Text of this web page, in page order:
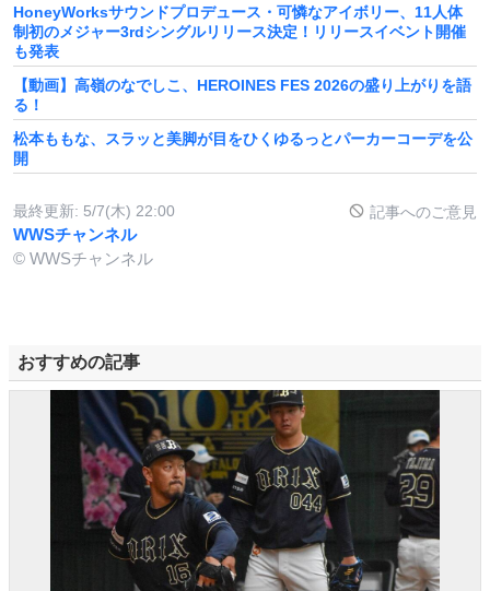
HoneyWorksサウンドプロデュース・可憐なアイボリー、11人体
制初のメジャー3rdシングルリリース決定！リリースイベント開催
も発表
【動画】高嶺のなでしこ、HEROINES FES 2026の盛り上がりを語
る！
松本ももな、スラッと美脚が目をひくゆるっとパーカーコーデを公
開
最終更新: 5/7(木) 22:00 記事へのご意見
WWSチャンネル
© WWSチャンネル
おすすめの記事